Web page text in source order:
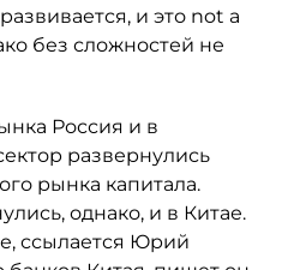
и это not a
без сложностей не
Россия и в
развернулись
рынка капитала.
однако, и в Китае.
ссылается Юрий